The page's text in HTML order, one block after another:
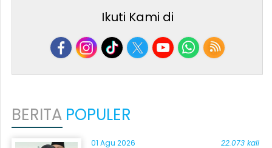
Ikuti Kami di
BERITA POPULER
01 Agu 2026 22.073 kali